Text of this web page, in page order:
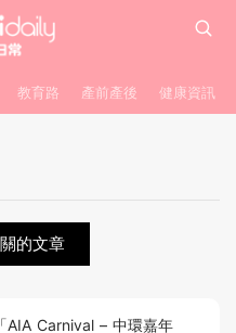
教育路 產前產後 健康資訊
的文章
AIA Carnival – 中環嘉年